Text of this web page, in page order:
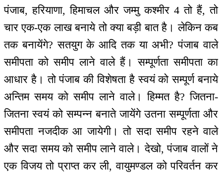
पंजाब, हरियाणा, हिमाचल और जम्मु कश्मीर 4 तो हैं, तो
चार एक-एक लाख बनाये तो क्या बड़ी बात है। लेकिन कब
तक बनायेंगे? सतयुग के आदि तक या अभी? पंजाब वाले
समीपता को समीप लाने वाले हैं। सम्पूर्णता समीपता का
आधार है। तो पंजाब की विशेषता है स्वयं को सम्पूर्ण बनाये
अन्तिम समय को समीप लाने वाले। हिम्मत है? जितना-
जितना स्वयं को सम्पन्न बनाते जायेंगे उतना सम्पूर्णता और
समीपता नजदीक आ जायेगी। तो सदा समीप रहने वाले
और सदा समय को समीप लाने वाले। देखो, पंजाब वालों ने
एक विजय तो प्राप्त कर ली, वायुमण्डल को परिवर्तन कर